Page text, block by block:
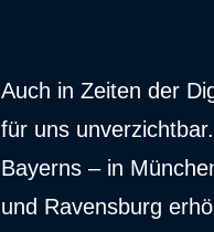
Auch in Zeiten der
für uns
Bayerns – in
und Ravensburg